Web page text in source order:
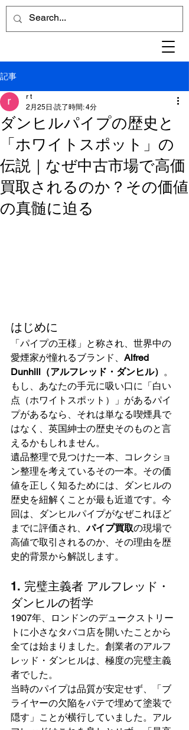
記事
ダンヒルパイプの歴史と
「ホワイトスポット」の
伝説｜なぜ中古市場で高価
買取されるのか？その価値
の真髄に迫る
r t
2月25日 読了時間: 4分
はじめに
「パイプの王様」と称され、世界中の
愛煙家が憧れるブランド、 Alfred
Dunhill（アルフレッド・ダンヒル） 。
もし、あなたの手元に吸い口に「白い
点（ホワイトスポット）」があるパイ
プがあるなら、それは単なる喫煙具で
はなく、英国紳士の歴史そのものと言
えるかもしれません。
遺品整理で見つけた一本、コレクショ
ン整理を考えているその一本。その価
値を正しく知るためには、ダンヒルの
歴史を紐解くことが最も近道です。今
回は、ダンヒルパイプがなぜこれほど
までに評価され、パイプ買取の現場で
高値で取引されるのか、その理由を歴
史的背景から解説します。
1. 完璧主義者 アルフレッド・
ダンヒルの哲学
1907年、ロンドンのデュークストリー
トに小さなタバコ店を開いたことから
全ては始まりました。創業者のアルフ
レッド・ダンヒルは、極度の完璧主義
者でした。
当時のパイプは品質が安定せず、「ブ
ライヤーの欠陥をパテで埋めて塗装で
隠す」ことが横行していました。アル